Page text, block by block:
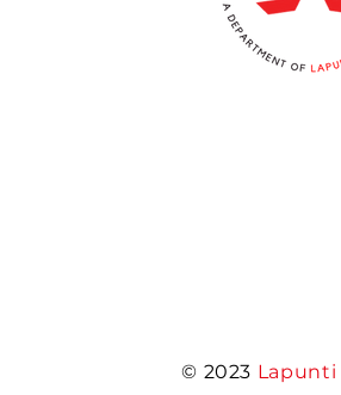
© 2023 Lapunti